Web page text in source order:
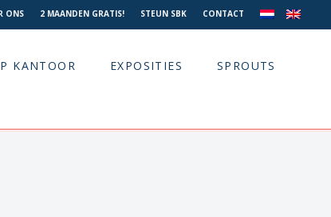
ONS 2 MAANDEN GRATIS! STEUN SBK CONTACT
KANTOOR EXPOSITIES SPROUTS